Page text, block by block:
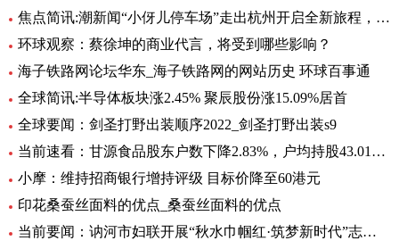
焦点简讯:潮新闻“小伢儿停车场”走出杭州开启全新旅程，在台州10个青少年宫正式上线
环球观察：蔡徐坤的商业代言，将受到哪些影响？
海子铁路网论坛华东_海子铁路网的网站历史 环球百事通
全球简讯:半导体板块涨2.45% 聚辰股份涨15.09%居首
全球要闻：剑圣打野出装顺序2022_剑圣打野出装s9
当前速看：甘源食品股东户数下降2.83%，户均持股43.01万元
小摩：维持招商银行增持评级 目标价降至60港元
印花桑蚕丝面料的优点_桑蚕丝面料的优点
当前要闻：讷河市妇联开展“秋水巾帼红·筑梦新时代”志愿服务活动